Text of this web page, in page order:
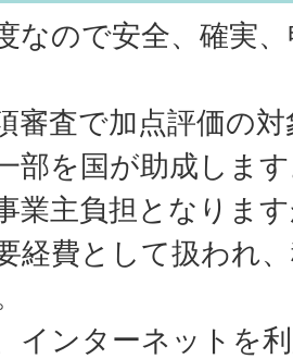
なので安全、確実
審査で加点評価の
部を国が助成しま
業主負担となりま
経費として扱われ
インターネットを